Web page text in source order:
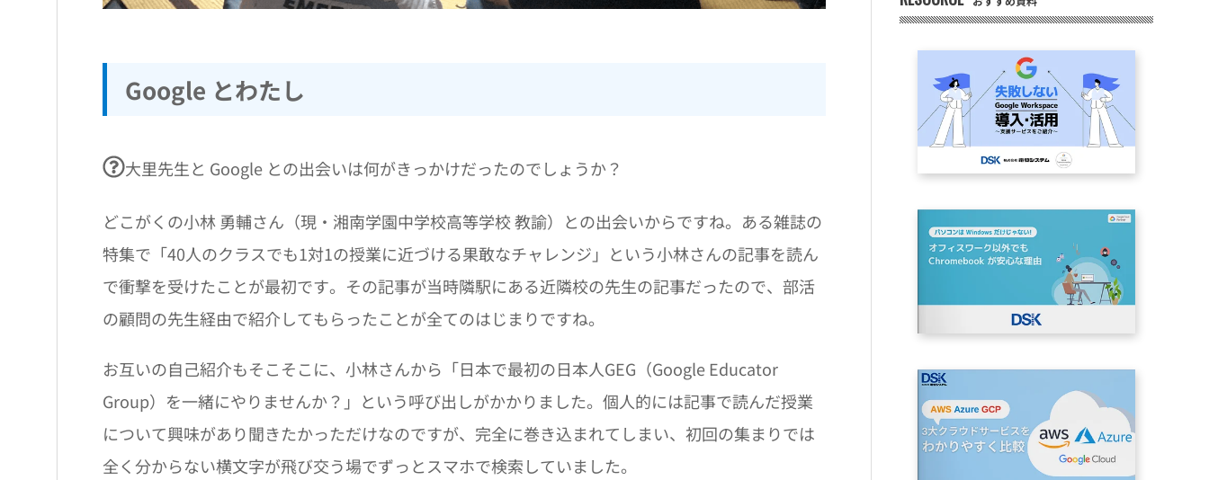
Google とわたし
大里先生と Google との出会いは何がきっかけだったのでしょうか？
どこがくの小林 勇輔さん（現・湘南学園中学校高等学校 教諭）との出会いからですね。ある雑誌の
特集で「40人のクラスでも1対1の授業に近づける果敢なチャレンジ」という小林さんの記事を読ん
で衝撃を受けたことが最初です。その記事が当時隣駅にある近隣校の先生の記事だったので、部活
の顧問の先生経由で紹介してもらったことが全てのはじまりですね。
お互いの自己紹介もそこそこに、小林さんから「日本で最初の日本人GEG（Google Educator
Group）を一緒にやりませんか？」という呼び出しがかかりました。個人的には記事で読んだ授業
について興味があり聞きたかっただけなのですが、完全に巻き込まれてしまい、初回の集まりでは
全く分からない横文字が飛び交う場でずっとスマホで検索していました。